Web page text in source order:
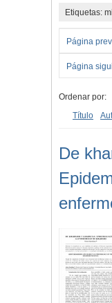
Etiquetas:
Página
Página
Ordenar por:
Título
De